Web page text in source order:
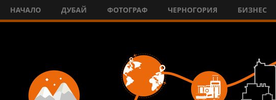
НАЧАЛО ДУБАЙ ФОТОГРАФ ЧЕРНОГОРИЯ БИЗНЕС